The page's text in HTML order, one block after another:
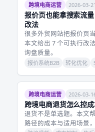
跨境电商运营 2026-03-21
报价页也能拿搜索流
改法
很多外贸网站把报价页
本文给出 7 个可执行改
询盘质量。
报价系统B2B 转化优化
跨境电商运营 2026-03-
跨境电商退货怎么控
退货不是单选题。本文
路径的成本与适用场景